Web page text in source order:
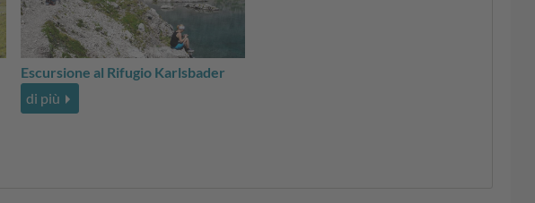
Escursione al Rifugio Karlsbader
di più